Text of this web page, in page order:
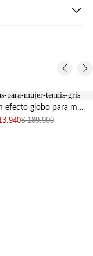
+
Falda con efecto globo para mujer
$ 189.900